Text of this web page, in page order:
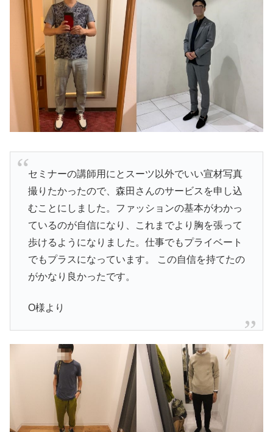
セミナーの講師用にとスーツ以外でいい宣材写真
撮りたかったので、森田さんのサービスを申し込
むことにしました。ファッションの基本がわかっ
ているのが自信になり、これまでより胸を張って
歩けるようになりました。仕事でもプライベート
でもプラスになっています。 この自信を持てたの
がかなり良かったです。
O様より